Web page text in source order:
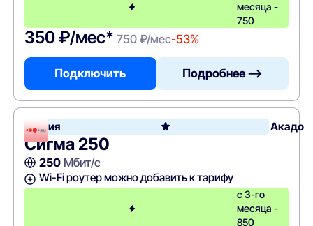
месяца -
750
350 ₽/мес* 750 ₽/мес-53%
Подключить Подробнее —>
Акция Акадо
Сигма 250
250Мбит/с
Wi-Fi роутер можно добавить к тарифу
с 3-го
месяца -
850